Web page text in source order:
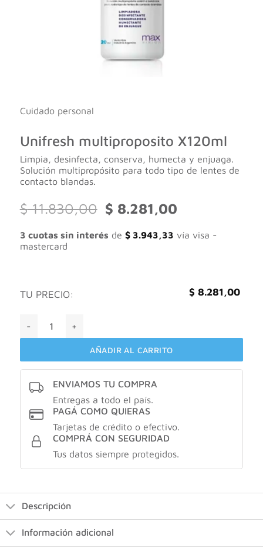
Cuidado personal
Unifresh multiproposito X120ml
Limpia, desinfecta, conserva, humecta y enjuaga.
Solución multipropósito para todo tipo de lentes de
contacto blandas.
$11.830,00
El
precio
original
era:
$ 8.281,00El
es:
3 cuotas sin interés de $3.943,33 vía visa -
mastercard
TU PRECIO: $ 8.281,00
AÑADIR AL CARRITO
ENVIAMOS TU COMPRA
Entregas a todo el país.
PAGÁ COMO QUIERAS
Tarjetas de crédito o efectivo.
COMPRÁ CON SEGURIDAD
Tus datos siempre protegidos.
Descripción
Información adicional